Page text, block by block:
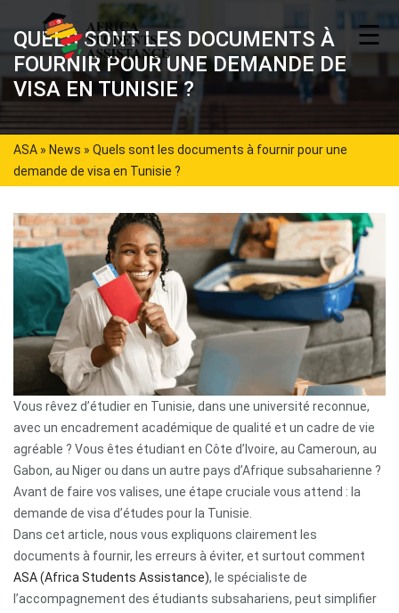
☰
QUELS SONT LES DOCUMENTS À
FOURNIR POUR UNE DEMANDE DE
VISA EN TUNISIE ?
ASA » News » Quels sont les documents à fournir pour une
demande de visa en Tunisie ?
Vous rêvez d’étudier en Tunisie, dans une université reconnue,
avec un encadrement académique de qualité et un cadre de vie
agréable ? Vous êtes étudiant en Côte d’Ivoire, au Cameroun, au
Gabon, au Niger ou dans un autre pays d’Afrique subsaharienne ?
Avant de faire vos valises, une étape cruciale vous attend : la
demande de visa d’études pour la Tunisie.
Dans cet article, nous vous expliquons clairement les
documents à fournir, les erreurs à éviter, et surtout comment
ASA (Africa Students Assistance), le spécialiste de
l’accompagnement des étudiants subsahariens, peut simplifier